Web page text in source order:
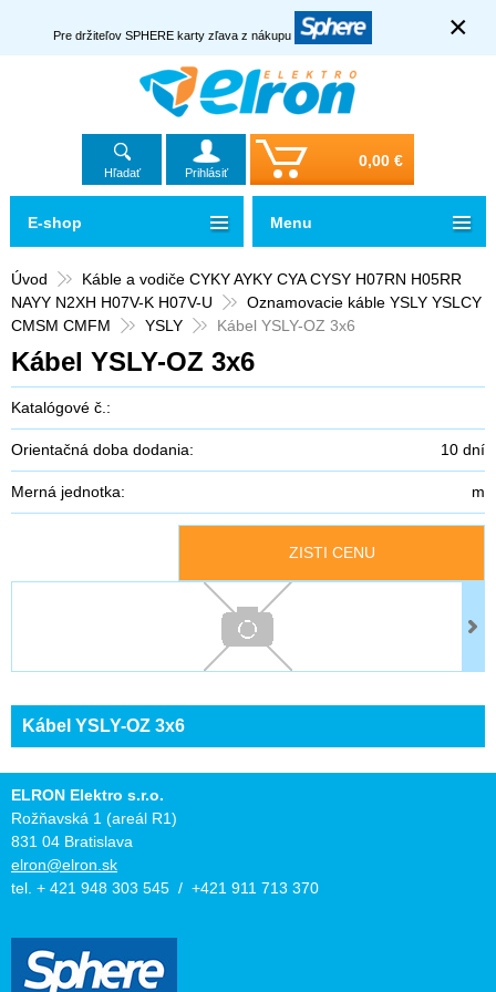
Pre držiteľov SPHERE karty zľava z nákupu ×
Hľadať Prihlásiť
0,00 €
Úvod
Káble a vodiče CYKY AYKY CYA CYSY H07RN H05RR
NAYY N2XH H07V-K H07V-U
Oznamovacie káble YSLY YSLCY
CMSM CMFM
YSLY Kábel YSLY-OZ 3x6
Kábel YSLY-OZ 3x6
Katalógové č.:
Orientačná doba dodania: 10 dní
Merná jednotka: m
ZISTI CENU
Kábel YSLY-OZ 3x6
E-shop Menu
ELRON Elektro s.r.o.
Rožňavská 1 (areál R1)
831 04 Bratislava
elron@elron.sk
tel. + 421 948 303 545 / +421 911 713 370